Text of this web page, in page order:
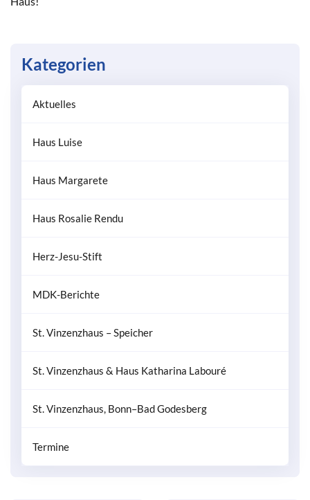
Kategorien
Aktuelles
Haus Luise
Haus Margarete
Haus Rosalie Rendu
Herz-Jesu-Stift
MDK-Berichte
St. Vinzenzhaus – Speicher
St. Vinzenzhaus & Haus Katharina Labouré
St. Vinzenzhaus, Bonn–Bad Godesberg
Termine